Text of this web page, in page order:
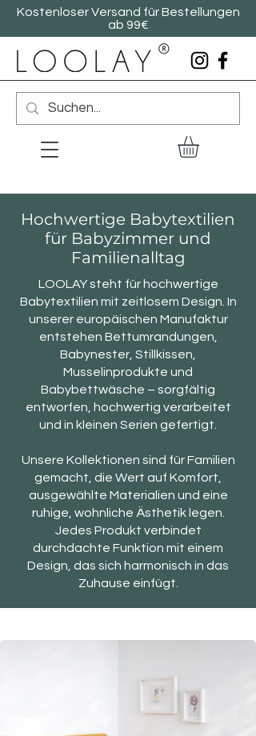
Kostenloser Versand für Bestellungen
ab 99€
Hochwertige Babytextilien
für Babyzimmer und
Familienalltag
LOOLAY steht für hochwertige
Babytextilien mit zeitlosem Design. In
unserer europäischen Manufaktur
entstehen Bettumrandungen,
Babynester, Stillkissen,
Musselinprodukte und
Babybettwäsche – sorgfältig
entworfen, hochwertig verarbeitet
und in kleinen Serien gefertigt.
Unsere Kollektionen sind für Familien
gemacht, die Wert auf Komfort,
ausgewählte Materialien und eine
ruhige, wohnliche Ästhetik legen.
Jedes Produkt verbindet
durchdachte Funktion mit einem
Design, das sich harmonisch in das
Zuhause einfügt.